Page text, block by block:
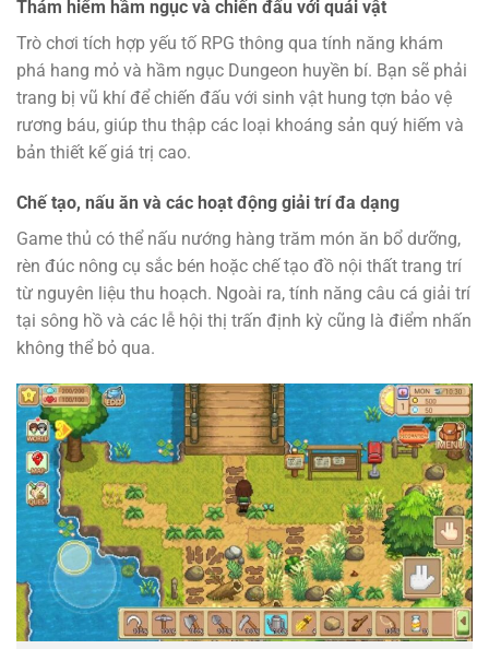
Thám hiểm hầm ngục và chiến đấu với quái vật
Trò chơi tích hợp yếu tố RPG thông qua tính năng khám
phá hang mỏ và hầm ngục Dungeon huyền bí. Bạn sẽ phải
trang bị vũ khí để chiến đấu với sinh vật hung tợn bảo vệ
rương báu, giúp thu thập các loại khoáng sản quý hiếm và
bản thiết kế giá trị cao.
Chế tạo, nấu ăn và các hoạt động giải trí đa dạng
Game thủ có thể nấu nướng hàng trăm món ăn bổ dưỡng,
rèn đúc nông cụ sắc bén hoặc chế tạo đồ nội thất trang trí
từ nguyên liệu thu hoạch. Ngoài ra, tính năng câu cá giải trí
tại sông hồ và các lễ hội thị trấn định kỳ cũng là điểm nhấn
không thể bỏ qua.